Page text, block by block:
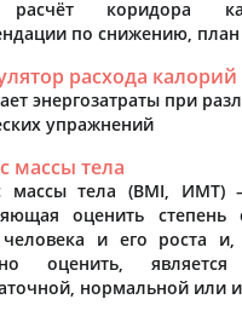
коридора
по снижению, план
расхода калорий
энергозатраты при
упражнений
массы тела
массы тела (BMI, ИМТ)
оценить степень
и его роста
оценить,
нормальной или